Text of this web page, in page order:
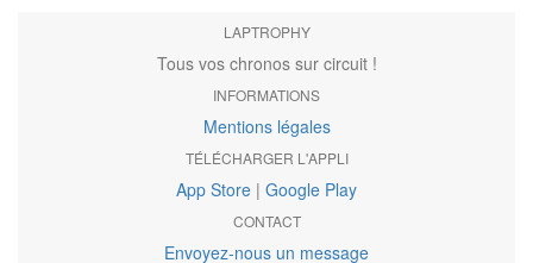
LAPTROPHY
Tous vos chronos sur circuit !
INFORMATIONS
Mentions légales
TÉLÉCHARGER L'APPLI
App Store | Google Play
CONTACT
Envoyez-nous un message